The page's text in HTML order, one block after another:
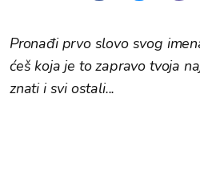
Pronađi prvo slovo svog
ćeš koja je to zapravo tvoja
znati i svi ostali...